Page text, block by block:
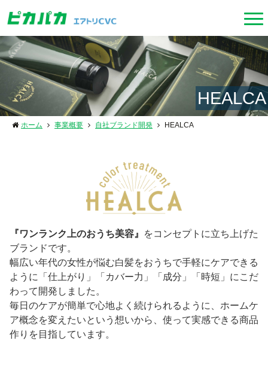
HEALCA
ホーム 事業概要 自社ブランド開発 HEALCA
『ワンランク上のおうち美容』
をコンセプトに立ち上げた
ブランドです。
幅広い年代の女性が悩む白髪をおうちで手軽にケアできる
ように「仕上がり」「カバー力」「成分」「時短」にこだ
わって開発しました。
毎日のケアが簡単で心地よく続けられるように、ホームケ
ア概念を変えたいという想いから、使って実感できる商品
作りを目指しています。